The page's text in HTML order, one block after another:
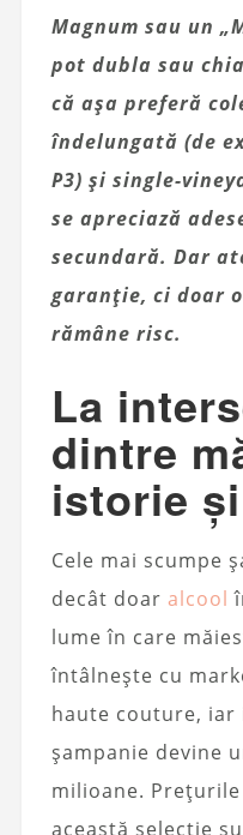
Magnum sau un
pot dubla sau
că așa preferă
îndelungată (de
P3) și single-
se apreciază
secundară. Dar
garanție, ci doar
rămâne risc.
La
dintre
istorie
Cele mai scumpe
decât doar alcool
lume în care
întâlnește cu
haute couture, iar
șampanie devine
milioane.
această selecție